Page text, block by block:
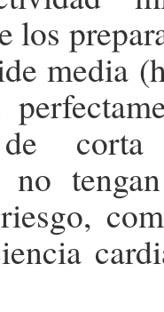
los
media
de